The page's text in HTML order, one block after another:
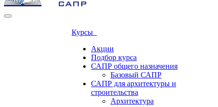
Курсы
Акции
Подбор курса
САПР общего назначения
Базовый САПР
САПР для архитектуры и
строительства
Архитектура